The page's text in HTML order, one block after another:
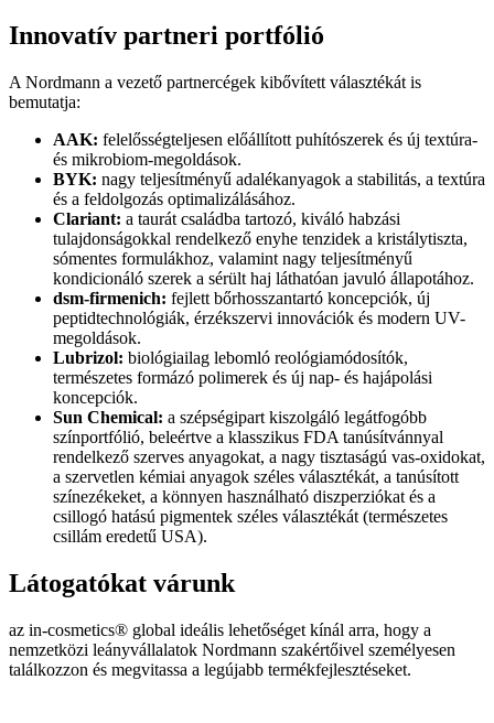
Innovatív partneri portfólió
A Nordmann a vezető partnercégek kibővített választékát is
bemutatja:
AAK: felelősségteljesen előállított puhítószerek és új textúra-
és mikrobiom-megoldások.
BYK: nagy teljesítményű adalékanyagok a stabilitás, a textúra
és a feldolgozás optimalizálásához.
Clariant: a taurát családba tartozó, kiváló habzási
tulajdonságokkal rendelkező enyhe tenzidek a kristálytiszta,
sómentes formulákhoz, valamint nagy teljesítményű
kondicionáló szerek a sérült haj láthatóan javuló állapotához.
dsm-firmenich: fejlett bőrhosszantartó koncepciók, új
peptidtechnológiák, érzékszervi innovációk és modern UV-
megoldások.
Lubrizol: biológiailag lebomló reológiamódosítók,
természetes formázó polimerek és új nap- és hajápolási
koncepciók.
Sun Chemical: a szépségipart kiszolgáló legátfogóbb
színportfólió, beleértve a klasszikus FDA tanúsítvánnyal
rendelkező szerves anyagokat, a nagy tisztaságú vas-oxidokat,
a szervetlen kémiai anyagok széles választékát, a tanúsított
színezékeket, a könnyen használható diszperziókat és a
csillogó hatású pigmentek széles választékát (természetes
csillám eredetű USA).
Látogatókat várunk
az in-cosmetics® global ideális lehetőséget kínál arra, hogy a
nemzetközi leányvállalatok Nordmann szakértőivel személyesen
találkozzon és megvitassa a legújabb termékfejlesztéseket.